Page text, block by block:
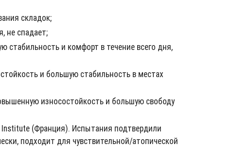
складок;
не спадает;
стабильность и комфорт в течение всего дня,
и большую стабильность в местах
износостойкость и большую свободу
(Франция). Испытания подтвердили
подходит для чувствительной/атопической